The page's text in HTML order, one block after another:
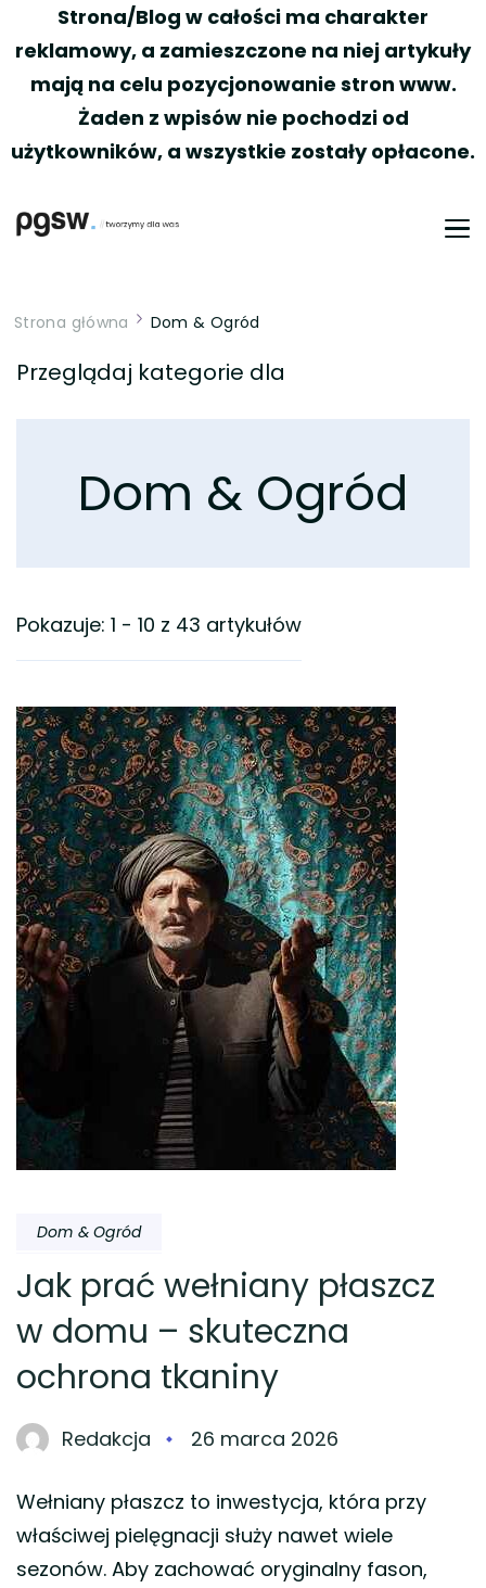
Strona/Blog w całości ma charakter
reklamowy, a zamieszczone na niej artykuły
mają na celu pozycjonowanie stron www.
Żaden z wpisów nie pochodzi od
użytkowników, a wszystkie zostały opłacone.
Strona główna Dom & Ogród
Przeglądaj kategorie dla
Dom & Ogród
Pokazuje: 1 - 10 z 43 artykułów
Dom & Ogród
Jak prać wełniany płaszcz
w domu – skuteczna
ochrona tkaniny
Redakcja 26 marca 2026
Wełniany płaszcz to inwestycja, która przy
właściwej pielęgnacji służy nawet wiele
sezonów. Aby zachować oryginalny fason,